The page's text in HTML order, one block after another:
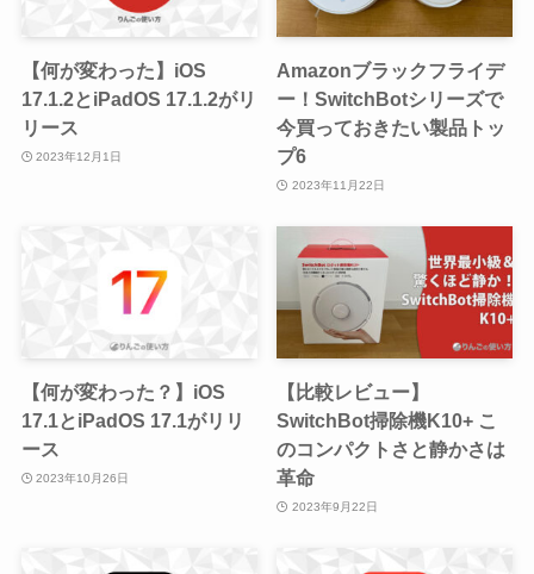
【何が変わった】iOS
17.1.2とiPadOS 17.1.2がリ
リース
2023年12月1日
Amazonブラックフライデ
ー！SwitchBotシリーズで
今買っておきたい製品トッ
プ6
2023年11月22日
【何が変わった？】iOS
17.1とiPadOS 17.1がリリ
ース
2023年10月26日
【比較レビュー】
SwitchBot掃除機K10+ こ
のコンパクトさと静かさは
革命
2023年9月22日